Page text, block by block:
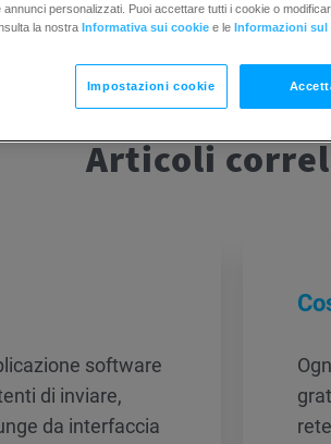
Articoli
software
di inviare,
da interfaccia
annunci personalizzati. Puoi accettare tutti i cookie o
la nostra Informativa sui cookie e le Informazioni sul
Impostazioni cookie